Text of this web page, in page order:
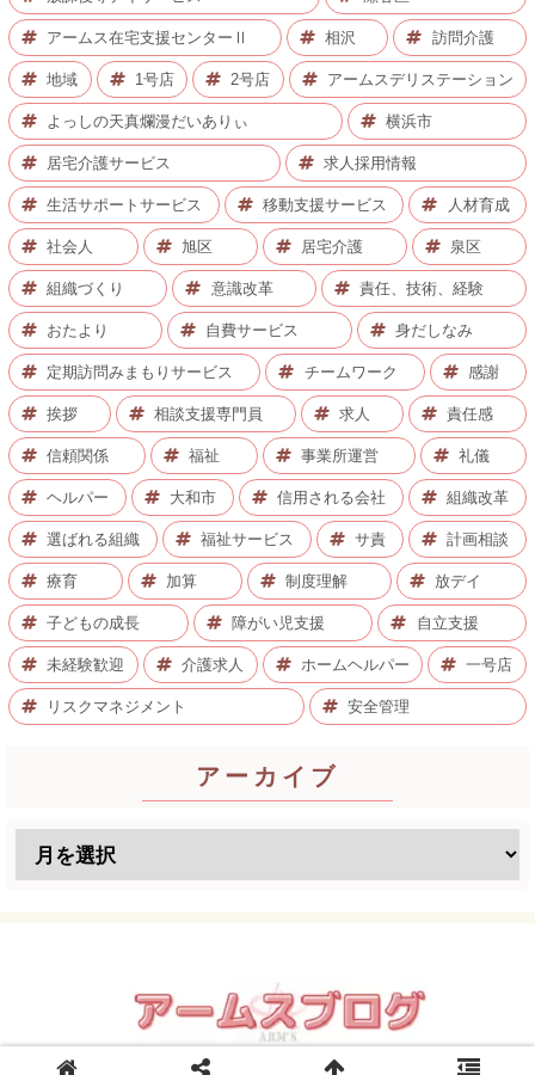
アームス在宅支援センターⅡ 相沢 訪問介護
地域 1号店 2号店 アームスデリステーション
よっしの天真爛漫だいありぃ 横浜市
居宅介護サービス 求人採用情報
生活サポートサービス 移動支援サービス 人材育成
社会人 旭区 居宅介護 泉区
組織づくり 意識改革 責任、技術、経験
おたより 自費サービス 身だしなみ
定期訪問みまもりサービス チームワーク 感謝
挨拶 相談支援専門員 求人 責任感
信頼関係 福祉 事業所運営 礼儀
ヘルパー 大和市 信用される会社 組織改革
選ばれる組織 福祉サービス サ責 計画相談
療育 加算 制度理解 放デイ
子どもの成長 障がい児支援 自立支援
未経験歓迎 介護求人 ホームヘルパー 一号店
リスクマネジメント 安全管理
アーカイブ
© 2008 アームスブログ